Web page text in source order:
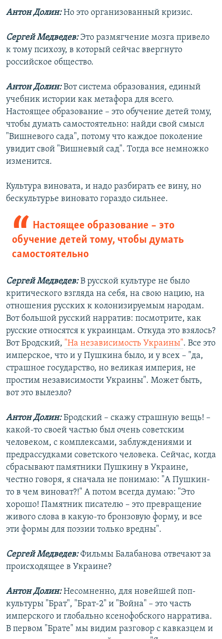
Антон Долин:Но это организованный кризис.
Сергей Медведев: Это размягчение мозга привело
к тому психозу, в который сейчас ввергнуто
российское общество.
Антон Долин:Вот система образования, единый
учебник истории как метафора для всего.
Настоящее образование – это обучение детей тому,
чтобы думать самостоятельно: найди свой смысл
"Вишневого сада", потому что каждое поколение
увидит свой "Вишневый сад". Тогда все немножко
изменится.
Культура виновата, и надо разбирать ее вину, но
бескультурье виновато гораздо сильнее.
Настоящее образование – это
обучение детей тому, чтобы думать
самостоятельно
Сергей Медведев:В русской культуре не было
критического взгляда на себя, на свою нацию, на
отношения русских к колонизируемым народам.
Вот большой русский нарратив: посмотрите, как
русские относятся к украинцам. Откуда это взялось?
Вот Бродский, "На независимость Украины". Все это
имперское, что и у Пушкина было, и у всех – "да,
страшное государство, но великая империя, не
простим независимости Украины". Может быть,
вот это вылезло?
Антон Долин:Бродский – скажу страшную вещь! –
какой-то своей частью был очень советским
человеком, с комплексами, заблуждениями и
предрассудками советского человека. Сейчас, когда
сбрасывают памятники Пушкину в Украине,
честно говоря, я сначала не понимаю: "А Пушкин-
то в чем виноват?!" А потом всегда думаю: "Это
хорошо! Памятник писателю – это превращение
живого слова в какую-то бронзовую форму, и все
эти формы для поэзии только вредны".
Сергей Медведев:Фильмы Балабанова отвечают за
происходящее в Украине?
Антон Долин:Несомненно, для новейшей поп-
культуры "Брат", "Брат-2" и "Война" – это часть
имперского и глобально ксенофобского нарратива.
В первом "Брате" мы видим разговор с кавказцем и